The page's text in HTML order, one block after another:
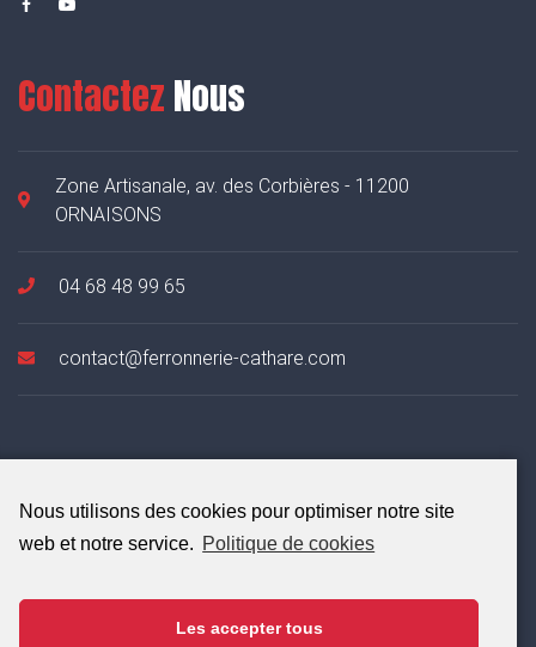
Nous utilisons des cookies pour optimiser notre site
web et notre service. Politique de cookies
Les accepter tous
Contactez Nous
Zone Artisanale, av. des Corbières - 11200
ORNAISONS
04 68 48 99 65
contact@ferronnerie-cathare.com
Restez informé des dernières actualités de la Ferronnerie